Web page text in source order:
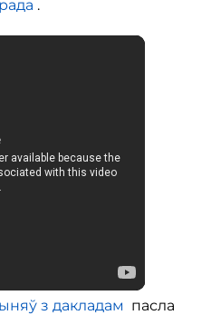
.
з дакладам пасла